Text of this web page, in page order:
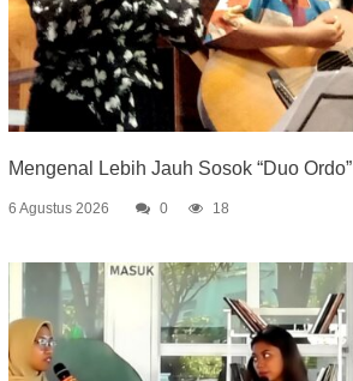
Mengenal Lebih Jauh Sosok “Duo Ordo”
6 Agustus 2026 0 18